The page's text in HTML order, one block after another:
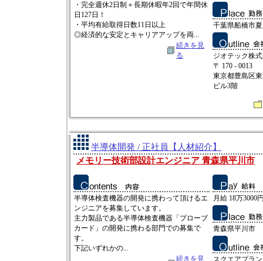
・完全週休2日制＋長期休暇年2回で年間休
日127日！
・平均有給取得日数11日以上
◎経済的な安定とキャリアアップを両...
続きを見
る
千葉県船橋市
ジオテック株
〒 170 - 0013
東京都豊島区
ビル3階
半導体開発 / 正社員【人材紹介】
メモリー技術部設計エンジニア 青森県平川市
半導体検査機器の開発に携わって頂けるエ
ンジニアを募集しています。
主力製品である半導体検査機器「プローブ
カード」の開発に携わる部門での募集で
す。
下記いずれかの...
続きを見
月給 18万3000
青森県平川市
スクエアプラ